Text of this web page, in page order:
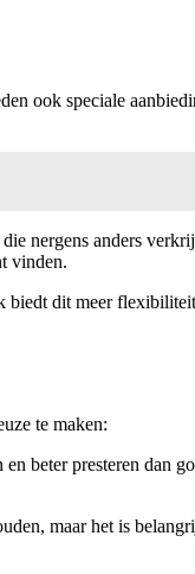
ook speciale
nergens anders
vinden.
dit meer
te maken:
beter presteren dan
maar het is